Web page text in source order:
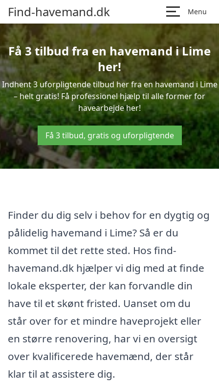
Find-havemand.dk Menu
Få 3 tilbud fra en havemand i Lime
her!
Indhent 3 uforpligtende tilbud her fra en havemand i Lime
– helt gratis! Få professionel hjælp til alle former for
havearbejde her!
Få 3 tilbud, gratis og uforpligtende
Finder du dig selv i behov for en dygtig og
pålidelig havemand i Lime? Så er du
kommet til det rette sted. Hos find-
havemand.dk hjælper vi dig med at finde
lokale eksperter, der kan forvandle din
have til et skønt fristed. Uanset om du
står over for et mindre haveprojekt eller
en større renovering, har vi en oversigt
over kvalificerede havemænd, der står
klar til at assistere dig.